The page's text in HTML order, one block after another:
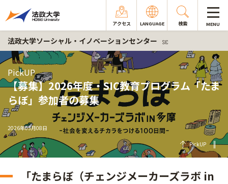
アクセス LANGUAGE 検索 MENU
法政大学ソーシャル・イノベーションセンター SIC
PickUP
【募集】2026年度・SIC教育プログラム「たま
らぼ」参加者の募集
2026年05月08日
PickUP
「たまらぼ（チェンジメーカーズラボ in